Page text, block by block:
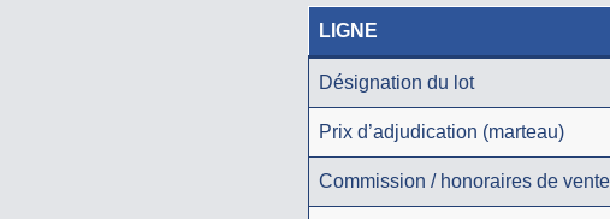
LIGNE
Désignation du lot
Prix d’adjudication (marteau)
Commission / honoraires de vente